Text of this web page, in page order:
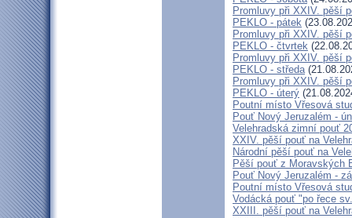
Promluvy při XXIV. pěší
PEKLO - pátek
Promluvy při XXIV. pěší
PEKLO - čtvrtek
Promluvy při XXIV. pěší
PEKLO - středa
Promluvy při XXIV. pěší
PEKLO - úterý
Poutní místo Vřesová
Pouť Nový Jeruzalém -
Velehradská zimní pouť
XXIV. pěší pouť na
Národní pěší pouť na
Pěší pouť z Moravských
Pouť Nový Jeruzalém -
Poutní místo Vřesová
Vodácká pouť "po řece
XXIII. pěší pouť na